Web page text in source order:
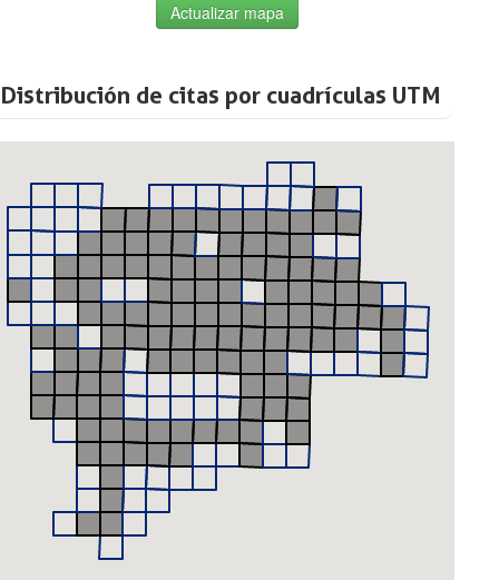
Actualizar mapa
Distribución de citas por cuadrículas UTM